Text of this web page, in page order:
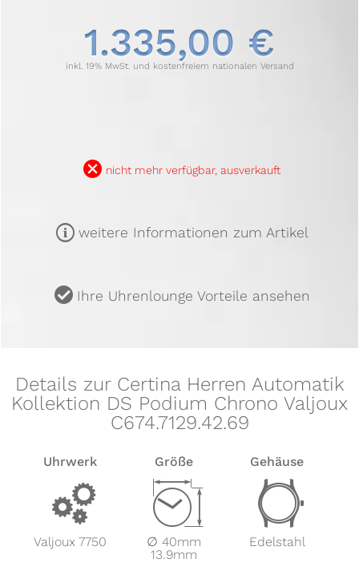
1.335,00 €
inkl. 19% MwSt. und kostenfreiem nationalen Versand
B nicht mehr verfügbar, ausverkauft
m weitere Informationen zum Artikel
u Ihre Uhrenlounge Vorteile ansehen
Details zur Certina Herren Automatik
Kollektion DS Podium Chrono Valjoux
C674.7129.42.69
Uhrwerk
v
Valjoux 7750
Größe
Z
∅ 40mm
13.9mm
Gehäuse
w
Edelstahl